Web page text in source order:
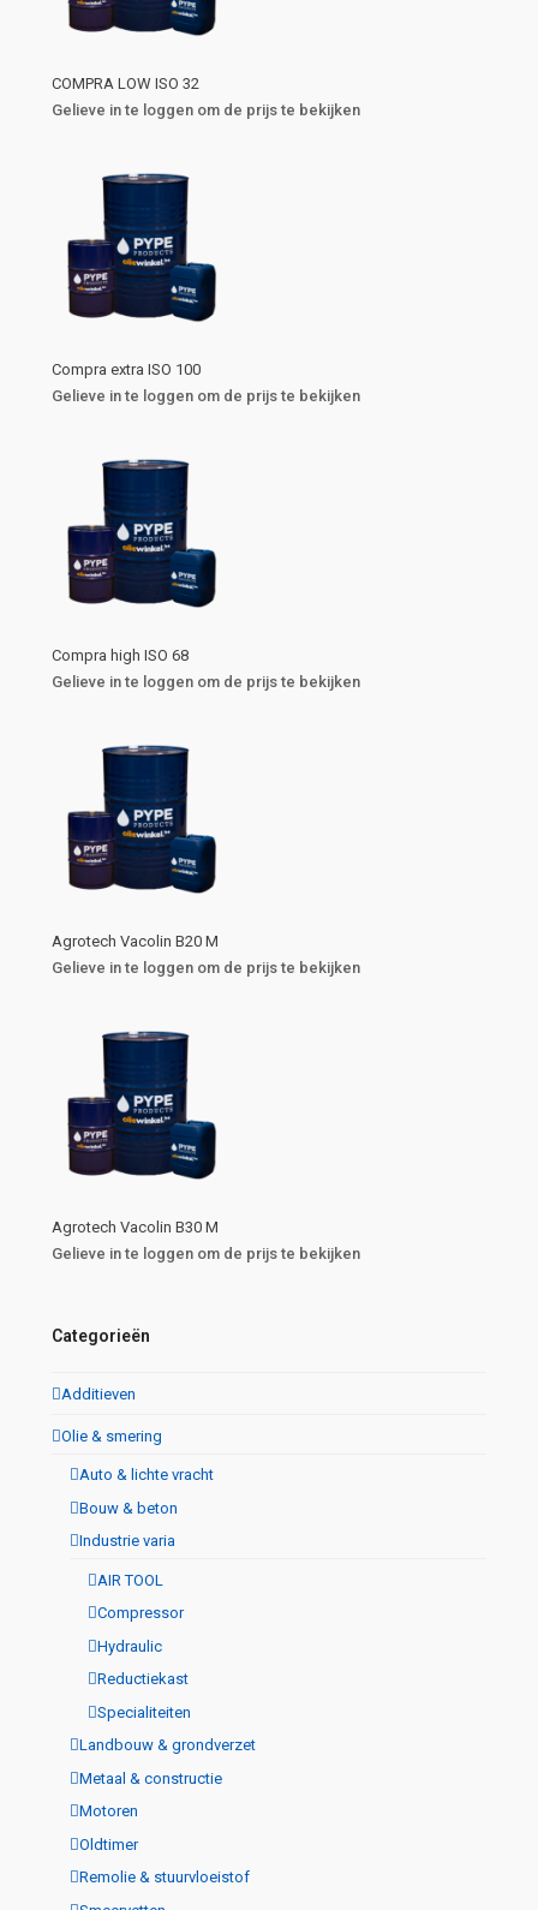
COMPRA LOW ISO 32
Gelieve in te loggen om de prijs te bekijken
Compra extra ISO 100
Gelieve in te loggen om de prijs te bekijken
Compra high ISO 68
Gelieve in te loggen om de prijs te bekijken
Agrotech Vacolin B20 M
Gelieve in te loggen om de prijs te bekijken
Agrotech Vacolin B30 M
Gelieve in te loggen om de prijs te bekijken
Categorieën
Additieven
Olie & smering
Auto & lichte vracht
Bouw & beton
Industrie varia
AIR TOOL
Compressor
Hydraulic
Reductiekast
Specialiteiten
Landbouw & grondverzet
Metaal & constructie
Motoren
Oldtimer
Remolie & stuurvloeistof